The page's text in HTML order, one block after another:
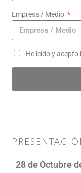
Empresa / Medio
He leído y
28 de Octubre